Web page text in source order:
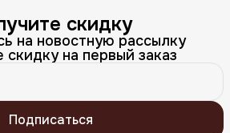
скидку
на новостную рассылку
скидку на первый заказ
Подписаться